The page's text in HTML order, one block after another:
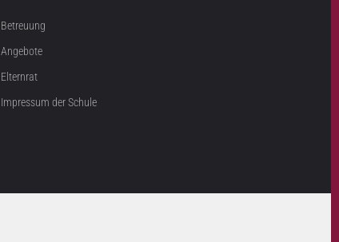
Betreuung
Angebote
Elternrat
Impressum der Schule